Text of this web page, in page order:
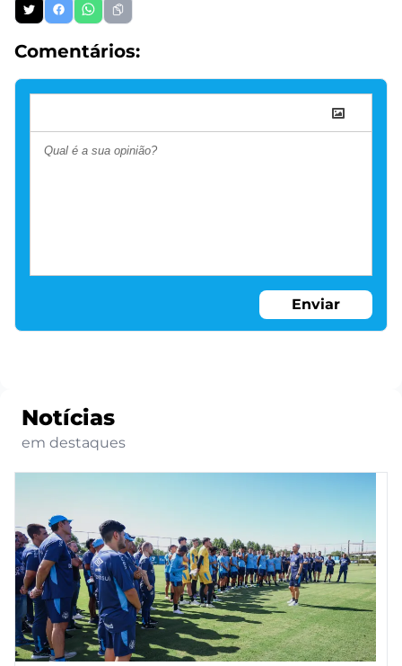
Comentários:
Enviar
Notícias
em destaques